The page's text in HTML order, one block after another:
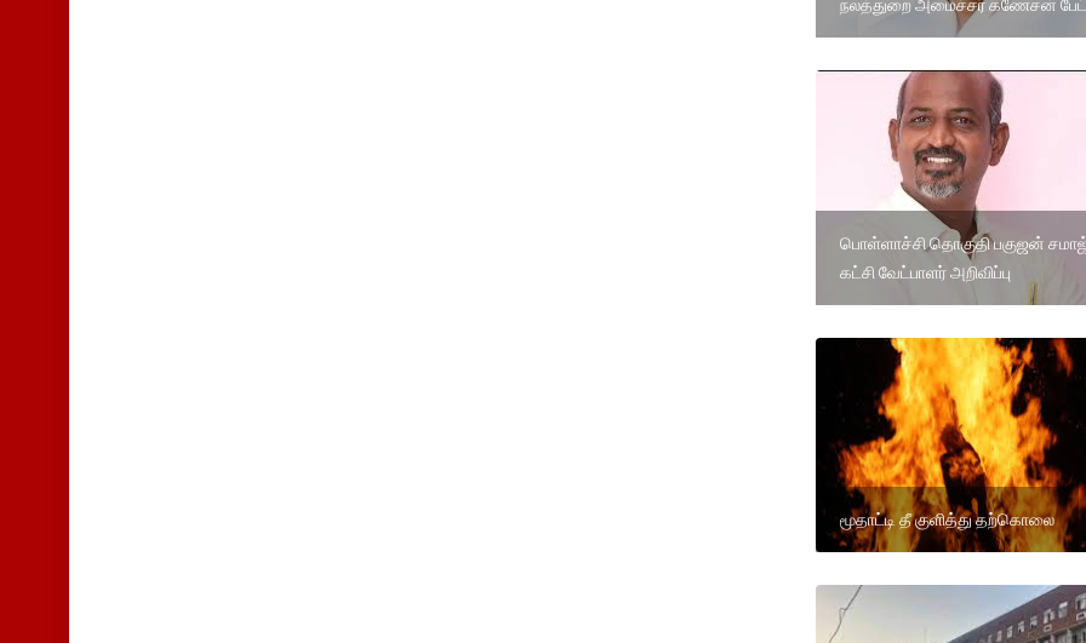
நலத்துறை அமைச்சர் கணேசன்
பொள்ளாச்சி தொகுதி பகுஜன்
கட்சி வேட்பாளர் அறிவிப்பு
மூதாட்டி தீ குளித்து தற்கொலை